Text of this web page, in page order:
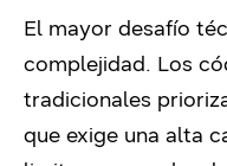
El mayor desafío
complejidad. Los
tradicionales
que exige una alta